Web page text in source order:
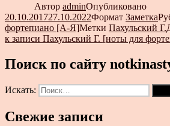
Автор adminОпубликовано
20.10.201727.10.2022Формат Заметка
фортепиано [А-Я]Метки Пахульский Г.
к записи Пахульский Г. [ноты для
Поиск по сайту
Искать:
Свежие записи